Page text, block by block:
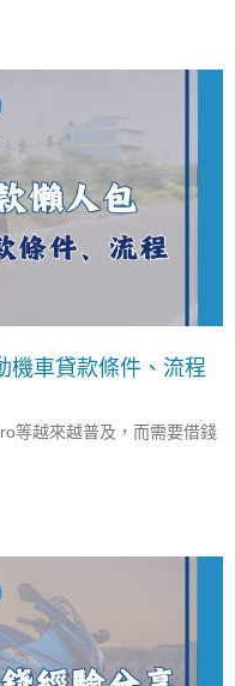
機車貸款條件、流程
等越來越普及，而需要借錢